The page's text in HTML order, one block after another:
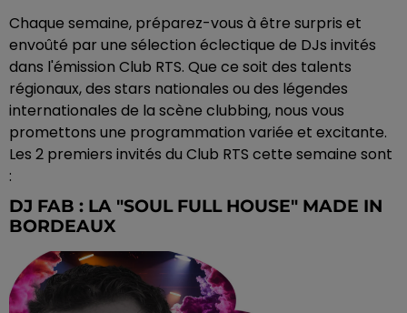
Chaque semaine, préparez-vous à être surpris et
envoûté par une sélection éclectique de DJs invités
dans l'émission Club RTS. Que ce soit des talents
régionaux, des stars nationales ou des légendes
internationales de la scène clubbing, nous vous
promettons une programmation variée et excitante.
Les 2 premiers invités du Club RTS cette semaine sont
:
DJ FAB : LA "SOUL FULL HOUSE" MADE IN
BORDEAUX